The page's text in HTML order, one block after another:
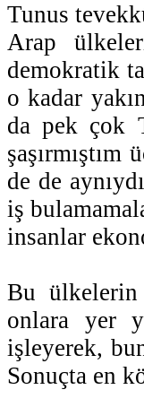
Tunus
Arap
demokratik
o kadar
da pek çok
de de
iş
insanlar
Bu ülkelerin
onlara yer
işleyerek,
Sonuçta en